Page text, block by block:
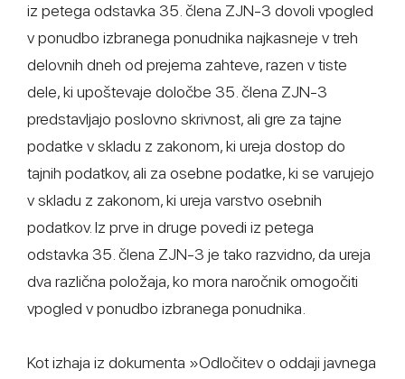
iz petega odstavka 35. člena ZJN-3 dovoli vpogled
v ponudbo izbranega ponudnika najkasneje v treh
delovnih dneh od prejema zahteve, razen v tiste
dele, ki upoštevaje določbe 35. člena ZJN-3
predstavljajo poslovno skrivnost, ali gre za tajne
podatke v skladu z zakonom, ki ureja dostop do
tajnih podatkov, ali za osebne podatke, ki se varujejo
v skladu z zakonom, ki ureja varstvo osebnih
podatkov. Iz prve in druge povedi iz petega
odstavka 35. člena ZJN-3 je tako razvidno, da ureja
dva različna položaja, ko mora naročnik omogočiti
vpogled v ponudbo izbranega ponudnika.
Kot izhaja iz dokumenta »Odločitev o oddaji javnega